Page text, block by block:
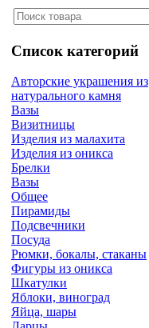
Список категорий
Авторские украшения из
натурального камня
Вазы
Визитницы
Изделия из малахита
Изделия из оникса
Брелки
Вазы
Общее
Пирамиды
Подсвечники
Посуда
Рюмки, бокалы, стаканы
Фигуры из оникса
Шкатулки
Яблоки, виноград
Яйца, шары